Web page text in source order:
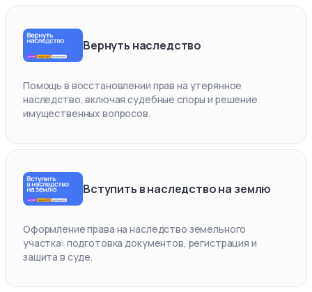
Вернуть наследство
Помощь в восстановлении прав на утерянное
наследство, включая судебные споры и решение
имущественных вопросов.
Вступить в наследство на землю
Оформление права на наследство земельного
участка: подготовка документов, регистрация и
защита в суде.